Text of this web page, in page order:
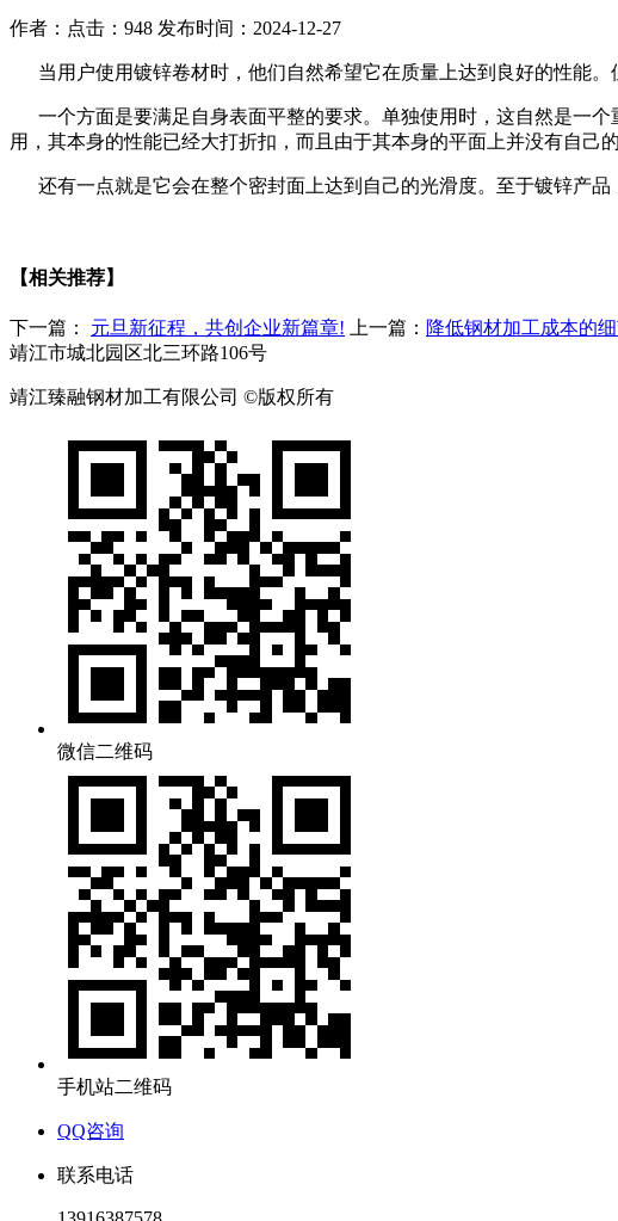
作者： 点击：948 发布时间：2024-12-27
当用户使用镀锌卷材时，他们自然希望它在质量上达到良好的性能。
一个方面是要满足自身表面平整的要求。单独使用时，这自然是一个
用，其本身的性能已经大打折扣，而且由于其本身的平面上并没有自己
还有一点就是它会在整个密封面上达到自己的光滑度。至于镀锌产品
【相关推荐】
下一篇： 元旦新征程，共创企业新篇章! 上一篇： 降低钢材加工成本的
靖江市城北园区北三环路106号
靖江臻融钢材加工有限公司 ©版权所有
微信二维码
手机站二维码
QQ咨询
联系电话